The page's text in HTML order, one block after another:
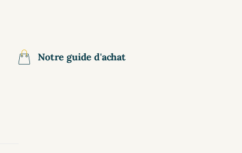
Notre guide d'achat